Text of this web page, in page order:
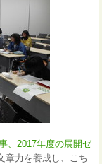
、2017年度の展開ゼ
章力を養成し、こち